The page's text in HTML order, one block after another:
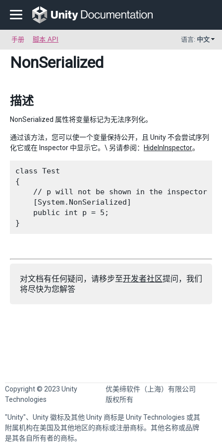
手册 脚本 API 语言: 中文
NonSerialized
描述
NonSerialized 属性将变量标记为无法序列化。
通过该方法，您可以使一个变量保持公开，且 Unity 不会尝试序列
化它或在 Inspector 中显示它。\ 另请参阅：
HideInInspector。
class Test
{
// p will not be shown in the inspector
    [System.NonSerialized]
    public int p = 5;
对文档有任何疑问，请移步至开发者社区提问，我们
将尽快为您解答
Copyright © 2023 Unity
Technologies
优美缔软件（上海）有限公司
版权所有
"Unity"、Unity 徽标及其他 Unity 商标是 Unity Technologies 或其
附属机构在美国及其他地区的商标或注册商标。其他名称或品牌
是其各自所有者的商标。